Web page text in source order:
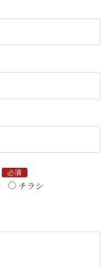
必須
チラシ